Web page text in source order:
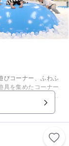
びコーナー、ふわふ
具を集めたコーナー
体を動かして遊べ
格、飲食物の持ち
歳のお子さまは入場
で安心して遊べる